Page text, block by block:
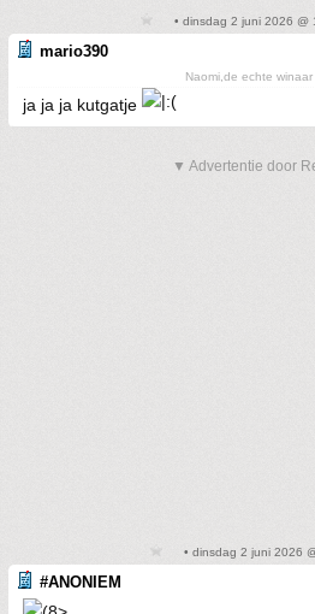
• dinsdag 2 juni 2026 @
mario390
Naomi,de echte winaar
ja ja ja kutgatje
▼ Advertentie door
• dinsdag 2 juni 2026
#ANONIEM